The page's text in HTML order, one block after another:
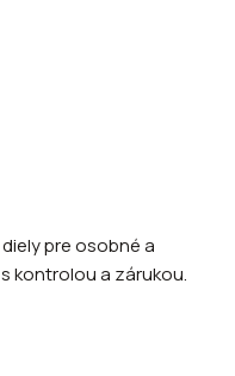
pre osobné a
kontrolou a zárukou.